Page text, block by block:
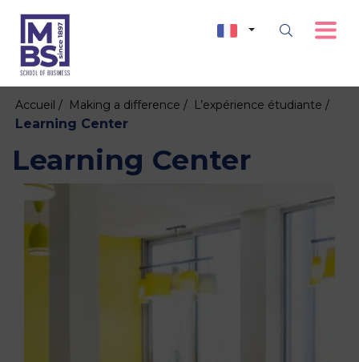
Accueil / Making a difference / L’expérience étudiante /
Learning Center
Learning Center